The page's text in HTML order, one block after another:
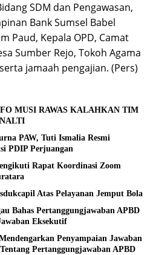
SDM dan Pengawasan,
Bank Sumsel Babel
Paud, Kepala OPD, Camat
Sumber Rejo, Tokoh Agama
jamaah pengajian. (Pers)
MUSI RAWAS KALAHKAN TIM
PAW, Tuti Ismalia Resmi
PDIP Perjuangan
Rapat Koordinasi Zoom
Atas Pelayanan Jemput Bola
Bahas Pertanggungjawaban APBD
Eksekutif
Penyampaian Jawaban
Pertanggungjawaban APBD